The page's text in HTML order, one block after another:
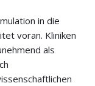
in die
voran. Kliniken
als